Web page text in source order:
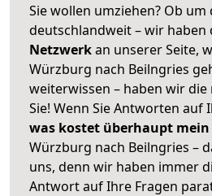
Sie wollen umziehen? Ob um
deutschlandweit – wir haben
Netzwerkan unserer Seite,
Würzburg nach Beilngries
weiterwissen – haben wir
Sie! Wenn Sie Antworten auf
was kostet überhaupt mein
Würzburg nach Beilngries –
uns, denn wir haben immer
Antwort auf Ihre Fragen